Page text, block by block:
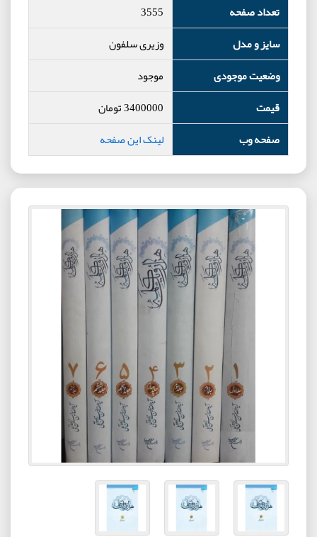
تعداد صفحه
3555
سایز و مدل
وزیری سلفون
وضعیت موجودی
موجود
قیمت
3400000تومان
صفحه وب
لینک این صفحه